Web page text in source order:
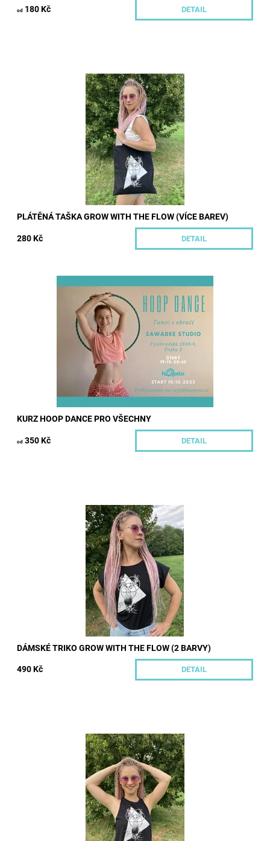
od 180 Kč DETAIL
Bavlněná plátěná taška s dlouhými uchy s autorským potiskem
Skladem
510/CER
Hoopeto
PLÁTĚNÁ TAŠKA GROW WITH THE FLOW (VÍCE BAREV)
280 Kč DETAIL
pamatujete z dětství jako obyčejnou plastovou obruč. Točit
může úplně každý. Bez ohledu...
Momentálně nedostupné
561/JED
Hoopeto
KURZ HOOP DANCE PRO VŠECHNY
od 350 Kč DETAIL
Dámské bavlněné triko s výraznými rukávy a kulatým
výstřihem. Na triku najdete autorský potisk. Trika jsou
dostupná ve dvou barvách a několika...
Skladem
522/BIL
Hoopeto
DÁMSKÉ TRIKO GROW WITH THE FLOW (2 BARVY)
490 Kč DETAIL
Lehký bavlněný Crop top bez rukávů s boxerskými zády s
autorským potiskem ve dvou barvách a více velikostech.
Skladem
516/BIL
Hoopeto